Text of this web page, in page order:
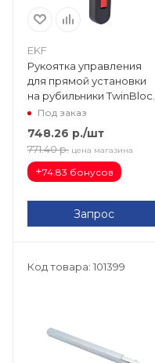
EKF
Рукоятка управления
для прямой установки
на рубильники TwinBlock
315-400А EKF PROxima
tb-315-400-fh
Под заказ
748.26 р./шт
771.40 р. цена магазина
+74.83 бонусов
Запрос
Код товара: 101399